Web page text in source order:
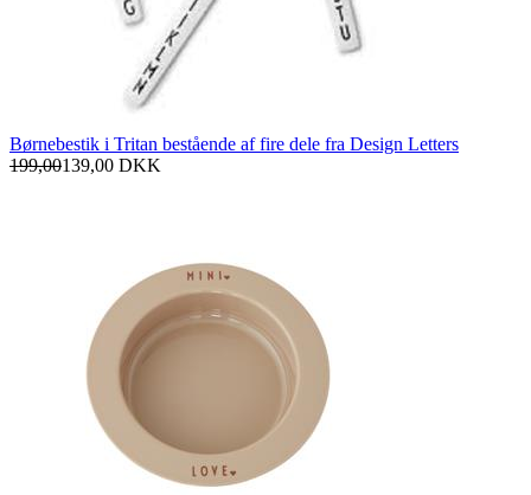
Børnebestik i Tritan bestående af fire dele fra Design Letters
199,00139,00 DKK